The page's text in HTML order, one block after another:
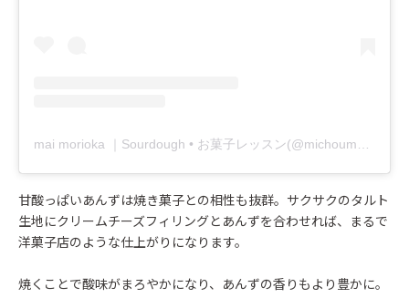
mai morioka ｜Sourdough • お菓子レッスン(@michoumama)がシェアした投稿
甘酸っぱいあんずは焼き菓子との相性も抜群。サクサクのタルト
生地にクリームチーズフィリングとあんずを合わせれば、まるで
洋菓子店のような仕上がりになります。
焼くことで酸味がまろやかになり、あんずの香りもより豊かに。